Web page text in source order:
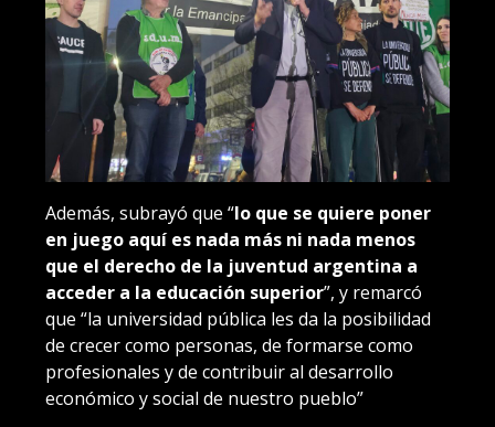
Además, subrayó que “lo que se quiere poner
en juego aquí es nada más ni nada menos
que el derecho de la juventud argentina a
acceder a la educación superior”, y remarcó
que “la universidad pública les da la posibilidad
de crecer como personas, de formarse como
profesionales y de contribuir al desarrollo
económico y social de nuestro pueblo”